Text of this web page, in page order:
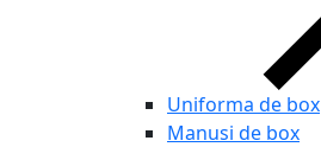
Uniforma de box
Manusi de box